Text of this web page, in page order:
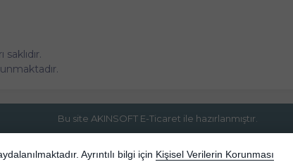
Bu site AKINSOFT E-Ticaret ile hazırlanmıştır.
Ayrıntılı bilgi için Kişisel Verilerin Korunması